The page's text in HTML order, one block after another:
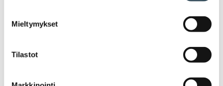
Mieltymykset
Tilastot
kansainvälinen verkkokauppa